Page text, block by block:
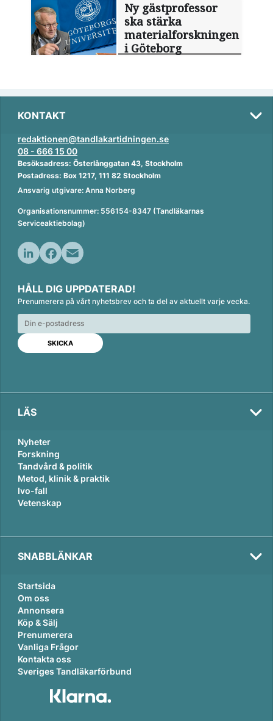
Val
2026
Ny gästprofessor
ska stärka
materialforskningen
i Göteborg
KONTAKT
redaktionen@tandlakartidningen.se
08 - 666 15 00
Besöksadress: Österlånggatan 43, Stockholm
Postadress: Box 1217, 111 82 Stockholm
Ansvarig utgivare: Anna Norberg
Organisationsnummer: 556154-8347 (Tandläkarnas
Serviceaktiebolag)
n
k
e
d
n
c
e
b
o
o
k
a
i
l
HÅLL DIG UPPDATERAD!
Prenumerera på vårt nyhetsbrev och ta del av aktuellt varje vecka.
LÄS
Nyheter
Forskning
Tandvård & politik
Metod, klinik & praktik
Ivo-fall
Vetenskap
SNABBLÄNKAR
Startsida
Om oss
Annonsera
Köp & Sälj
Prenumerera
Vanliga Frågor
Kontakta oss
Sveriges Tandläkarförbund